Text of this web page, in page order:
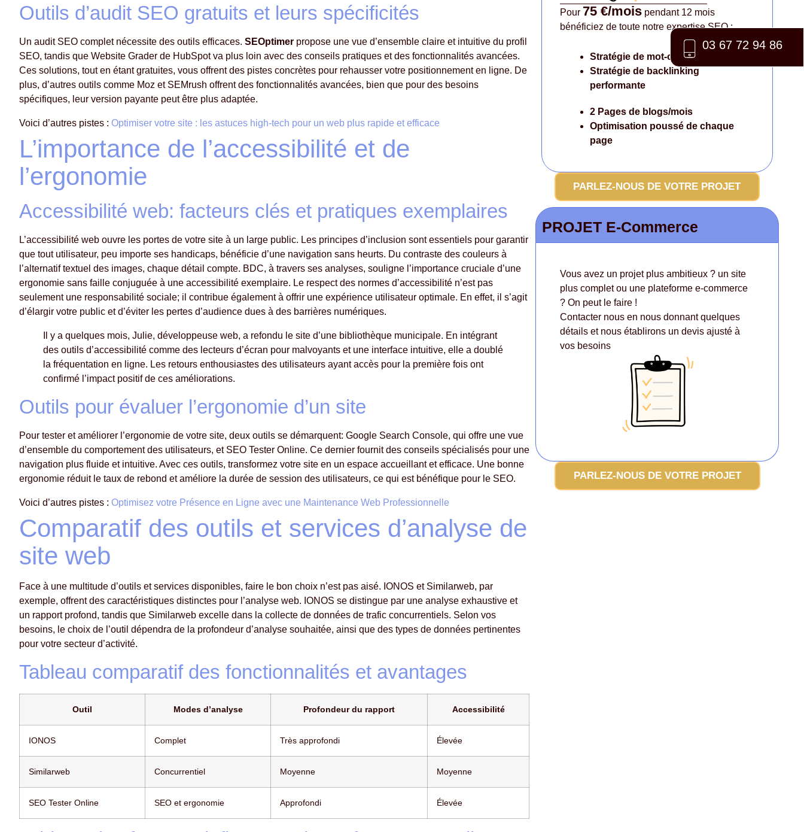
Outils d’audit SEO gratuits et leurs spécificités
Un audit SEO complet nécessite des outils efficaces. SEOptimer propose une vue d’ensemble claire et intuitive du profil
SEO, tandis que Website Grader de HubSpot va plus loin avec des conseils pratiques et des fonctionnalités avancées.
Ces solutions, tout en étant gratuites, vous offrent des pistes concrètes pour rehausser votre positionnement en ligne. De
plus, d’autres outils comme Moz et SEMrush offrent des fonctionnalités avancées, bien que pour des besoins
spécifiques, leur version payante peut être plus adaptée.
Voici d’autres pistes : Optimiser votre site : les astuces high-tech pour un web plus rapide et efficace
L’importance de l’accessibilité et de
l’ergonomie
Accessibilité web: facteurs clés et pratiques exemplaires
L’accessibilité web ouvre les portes de votre site à un large public. Les principes d’inclusion sont essentiels pour garantir
que tout utilisateur, peu importe ses handicaps, bénéficie d’une navigation sans heurts. Du contraste des couleurs à
l’alternatif textuel des images, chaque détail compte. BDC, à travers ses analyses, souligne l’importance cruciale d’une
ergonomie sans faille conjuguée à une accessibilité exemplaire. Le respect des normes d’accessibilité n’est pas
seulement une responsabilité sociale; il contribue également à offrir une expérience utilisateur optimale. En effet, il s’agit
d’élargir votre public et d’éviter les pertes d’audience dues à des barrières numériques.
Il y a quelques mois, Julie, développeuse web, a refondu le site d’une bibliothèque municipale. En intégrant
des outils d’accessibilité comme des lecteurs d’écran pour malvoyants et une interface intuitive, elle a doublé
la fréquentation en ligne. Les retours enthousiastes des utilisateurs ayant accès pour la première fois ont
confirmé l’impact positif de ces améliorations.
Outils pour évaluer l’ergonomie d’un site
Pour tester et améliorer l’ergonomie de votre site, deux outils se démarquent: Google Search Console, qui offre une vue
d’ensemble du comportement des utilisateurs, et SEO Tester Online. Ce dernier fournit des conseils spécialisés pour une
navigation plus fluide et intuitive. Avec ces outils, transformez votre site en un espace accueillant et efficace. Une bonne
ergonomie réduit le taux de rebond et améliore la durée de session des utilisateurs, ce qui est bénéfique pour le SEO.
Voici d’autres pistes : Optimisez votre Présence en Ligne avec une Maintenance Web Professionnelle
Comparatif des outils et services d’analyse de
site web
Face à une multitude d’outils et services disponibles, faire le bon choix n’est pas aisé. IONOS et Similarweb, par
exemple, offrent des caractéristiques distinctes pour l’analyse web. IONOS se distingue par une analyse exhaustive et
un rapport profond, tandis que Similarweb excelle dans la collecte de données de trafic concurrentiels. Selon vos
besoins, le choix de l’outil dépendra de la profondeur d’analyse souhaitée, ainsi que des types de données pertinentes
pour votre secteur d’activité.
Tableau comparatif des fonctionnalités et avantages
Outil Modes d’analyse Profondeur du rapport Accessibilité
IONOS Complet Très approfondi Élevée
Similarweb Concurrentiel Moyenne Moyenne
SEO Tester Online SEO et ergonomie Approfondi Élevée
Pour 75 €/mois pendant 12 mois
bénéficiez de toute notre expertise SEO :
Stratégie de mot-clé poussé
Stratégie de backlinking
performante
2 Pages de blogs/mois
Optimisation poussé de chaque
page
PARLEZ-NOUS DE VOTRE PROJET
PROJET E-Commerce
Vous avez un projet plus ambitieux ? un site
plus complet ou une plateforme e-commerce
? On peut le faire !
Contacter nous en nous donnant quelques
détails et nous établirons un devis ajusté à
vos besoins
PARLEZ-NOUS DE VOTRE PROJET
03 67 72 94 86